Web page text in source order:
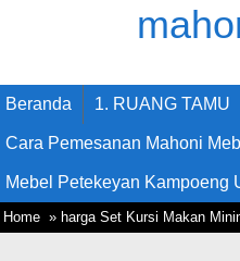
Beranda 1. RUANG TAMU
Cara Pemesanan Mahoni
Mebel Petekeyan Kampoeng
Home » harga Set Kursi Makan